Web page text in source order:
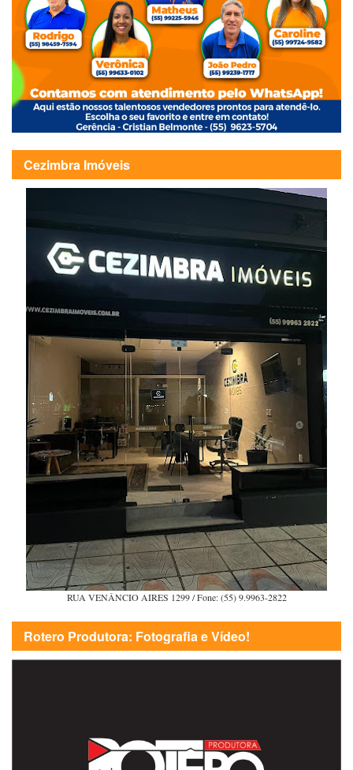
Cezimbra Imóveis
RUA VENÂNCIO AIRES 1299 / Fone: (55) 9.9963-2822
Rotero Produtora: Fotografia e Vídeo!